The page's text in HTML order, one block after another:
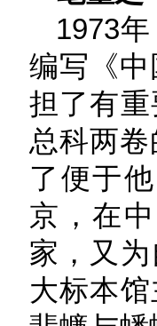
1973
编写《
担了有
总科两
了便于
京，在
家，又
大标本